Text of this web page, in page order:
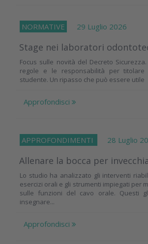
NORMATIVE 29 Luglio 2026
Stage nei laboratori
Focus sulle novità del Decreto
regole e le responsabilità per
studente. Un ripasso che può essere utile
Approfondisci
APPROFONDIMENTI 28 Luglio
Allenare la bocca per
Lo studio ha analizzato gli interventi
esercizi orali e gli strumenti impiegati per
sulle funzioni del cavo orale. Questi
insegnare...
Approfondisci